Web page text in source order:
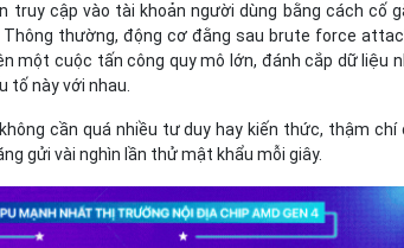
truy cập vào tài khoản người dùng bằng cách cố
thường, động cơ đằng sau brute force
một cuộc tấn công quy mô lớn, đánh cắp dữ liệu
tố này với nhau.
cần quá nhiều tư duy hay kiến thức, thậm chí
gửi vài nghìn lần thử mật khẩu mỗi giây.